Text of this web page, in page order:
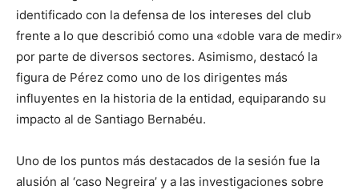
identificado con la defensa de los intereses del club
frente a lo que describió como una «doble vara de medir»
por parte de diversos sectores. Asimismo, destacó la
figura de Pérez como uno de los dirigentes más
influyentes en la historia de la entidad, equiparando su
impacto al de Santiago Bernabéu.
Uno de los puntos más destacados de la sesión fue la
alusión al ‘caso Negreira’ y a las investigaciones sobre